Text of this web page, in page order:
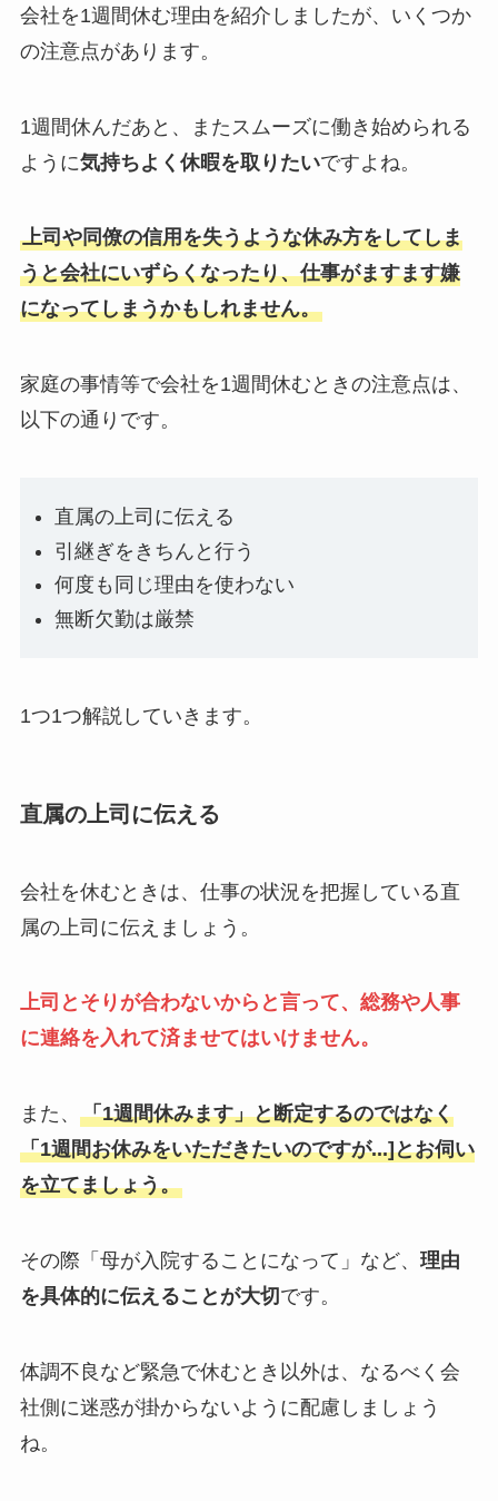
会社を1週間休む理由を紹介しましたが、いくつか
の注意点があります。
1週間休んだあと、またスムーズに働き始められる
ように気持ちよく休暇を取りたいですよね。
上司や同僚の信用を失うような休み方をしてしま
うと会社にいずらくなったり、仕事がますます嫌
になってしまうかもしれません。
家庭の事情等で会社を1週間休むときの注意点は、
以下の通りです。
直属の上司に伝える
引継ぎをきちんと行う
何度も同じ理由を使わない
無断欠勤は厳禁
1つ1つ解説していきます。
直属の上司に伝える
会社を休むときは、仕事の状況を把握している直
属の上司に伝えましょう。
上司とそりが合わないからと言って、総務や人事
に連絡を入れて済ませてはいけません。
また、 「1週間休みます」と断定するのではなく
「1週間お休みをいただきたいのですが...]とお伺い
を立てましょう。
その際「母が入院することになって」など、 理由
を具体的に伝えることが大切 です。
体調不良など緊急で休むとき以外は、なるべく会
社側に迷惑が掛からないように配慮しましょう
ね。